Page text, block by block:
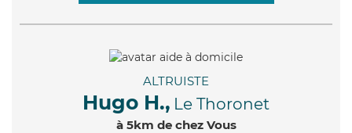
ALTRUISTE
Hugo H., Le Thoronet
à 5km de chez Vous